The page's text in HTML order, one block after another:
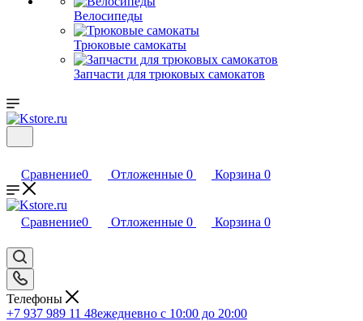
Велосипеды
Трюковые самокаты
Запчасти для трюковых самокатов
Сравнение0 Отложенные 0 Корзина 0
Сравнение0 Отложенные 0 Корзина 0
Телефоны
+7 937 989 11 48ежедневно с 10:00 до 20:00